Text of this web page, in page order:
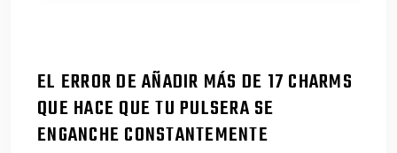
EL ERROR DE AÑADIR MÁS DE 17 CHARMS
QUE HACE QUE TU PULSERA SE
ENGANCHE CONSTANTEMENTE